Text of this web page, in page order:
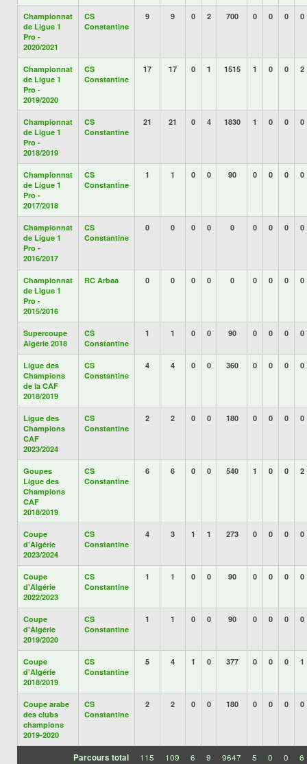
Championnat
de Ligue 1
Pro -
2020/2021
CS
Constantine
9 9 0 2 700 0 0 0 0
Championnat
de Ligue 1
Pro -
2019/2020
CS
Constantine
17 17 0 1 1515 1 0 0 2
Championnat
de Ligue 1
Pro -
2018/2019
CS
Constantine
21 21 0 4 1830 1 0 0 0
Championnat
de Ligue 1
Pro -
2017/2018
CS
Constantine
1 1 0 0 90 0 0 0 0
Championnat
de Ligue 1
Pro -
2016/2017
CS
Constantine
0 0 0 0 0 0 0 0 0
Championnat
de Ligue 1
Pro -
2015/2016
RC Arbaa 0 0 0 0 0 0 0 0 0
Supercoupe
Algérie 2018
CS
Constantine
1 1 0 0 90 0 0 0 0
Ligue des
Champions
de la CAF
2018/2019
CS
Constantine
4 4 0 0 360 0 0 0 0
Ligue des
Champions
CAF
2023/2024
CS
Constantine
2 2 0 0 180 0 0 0 0
Goupes
Ligue des
Champions
CAF
2018/2019
CS
Constantine
6 6 0 0 540 1 0 0 2
Coupe
d'Algérie
2023/2024
CS
Constantine
4 3 1 1 273 0 0 0 0
Coupe
d'Algérie
2022/2023
CS
Constantine
1 1 0 0 90 0 0 0 0
Coupe
d'Algérie
2019/2020
CS
Constantine
1 1 0 0 90 0 0 0 0
Coupe
d'Algérie
2018/2019
CS
Constantine
5 4 1 0 377 0 0 0 1
Coupe arabe
des clubs
champions
2019-2020
CS
Constantine
2 2 0 0 180 0 0 0 0
Parcours total 115 109 6 9 9647 5 0 0 6